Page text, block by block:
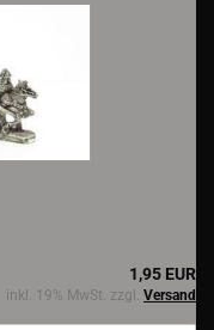
1,95 EUR
inkl. 19% MwSt. zzgl. Versand